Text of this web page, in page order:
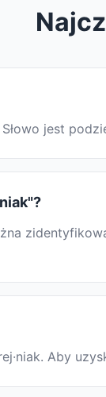
Słowo jest
Aby